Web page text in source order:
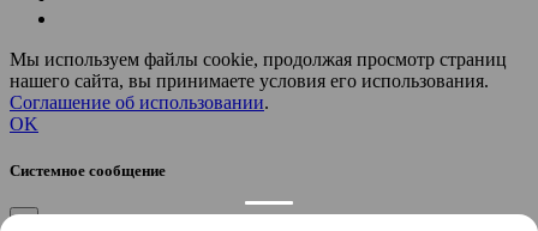
Мы используем файлы cookie, продолжая просмотр страниц
нашего сайта, вы принимаете условия его использования.
Соглашение об использовании.
OK
Системное сообщение
×